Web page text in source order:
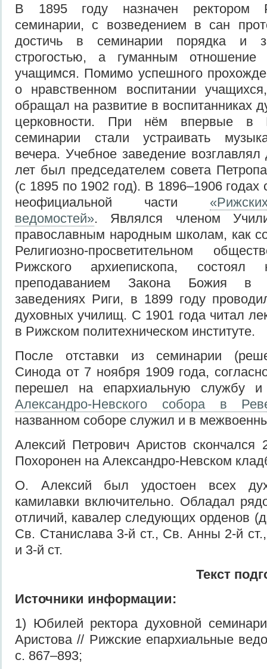
В 1895 году назначен ректором
семинарии, с возведением в сан
достичь в семинарии порядка и
строгостью, а гуманным
учащимся. Помимо успешного
о нравственном воспитании
обращал на развитие в воспитанниках
церковности. При нём впервые в
семинарии стали устраивать
вечера. Учебное заведение
лет был председателем совета
(с 1895 по 1902 год). В 1896–1906 годах
неофициальной части
ведомостей». Являлся членом
православным народным школам, как
Религиозно-просветительном
Рижского архиепископа, состоял
преподаванием Закона Божия в
заведениях Риги, в 1899 году
духовных училищ. С 1901 года читал
в Рижском политехническом институте.
После отставки из семинарии
Синода от 7 ноября 1909 года,
перешел на епархиальную службу и
Александро-Невского собора в
названном соборе служил и в
Алексий Петрович Аристов
Похоронен на Александро-Невском
О. Алексий был удостоен всех
камилавки включительно. Обладал
отличий, кавалер следующих орденов
Св. Станислава 3-й ст., Св. Анны 2-й
и 3-й ст.
Текст
Источники информации:
1) Юбилей ректора духовной
Аристова // Рижские епархиальные
с. 867–893;